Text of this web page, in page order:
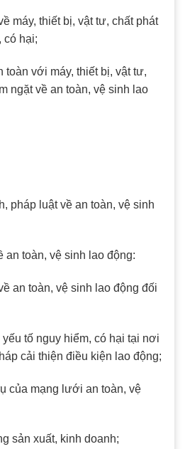
máy, thiết bị, vật tư, chất phát
có hại;
toàn với máy, thiết bị, vật tư,
ngặt về an toàn, vệ sinh lao
pháp luật về an toàn, vệ sinh
an toàn, vệ sinh lao động:
an toàn, vệ sinh lao động đối
tố nguy hiểm, có hại tại nơi
cải thiện điều kiện lao động;
của mạng lưới an toàn, vệ
sản xuất, kinh doanh;